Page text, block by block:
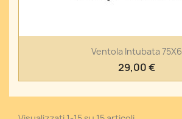
Ventola Intubata 75X6
29,00 €